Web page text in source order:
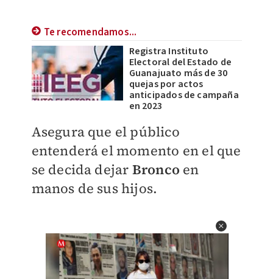
Te recomendamos...
Registra Instituto
Electoral del Estado de
Guanajuato más de 30
quejas por actos
anticipados de campaña
en 2023
Asegura que el público
entenderá el momento en el que
se decida dejar Bronco en
manos de sus hijos.